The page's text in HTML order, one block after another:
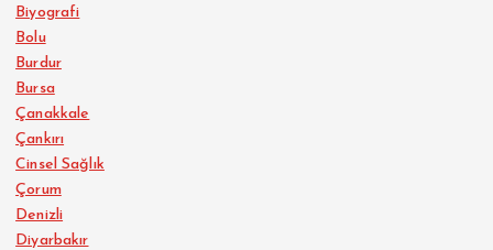
Biyografi
Bolu
Burdur
Bursa
Çanakkale
Çankırı
Cinsel Sağlık
Çorum
Denizli
Diyarbakır